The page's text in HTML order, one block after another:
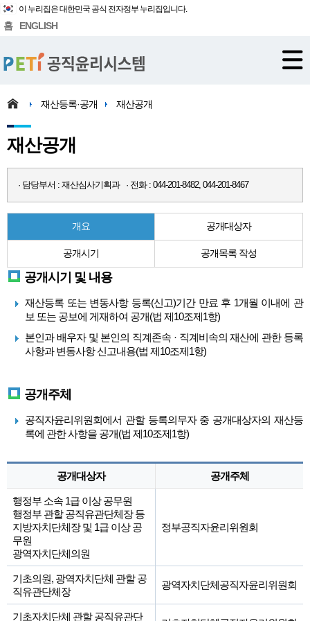
이 누리집은 대한민국 공식 전자정부 누리집입니다.
홈 ENGLISH
재산등록·공개 재산공개
재산공개
· 담당부서 : 재산심사기획과 · 전화 : 044-201-8482, 044-201-8467
개요 공개대상자
공개시기 공개목록 작성
공개시기 및 내용
재산등록 또는 변동사항 등록(신고)기간 만료 후 1개월 이내에 관
보 또는 공보에 게재하여 공개(법 제10조제1항)
본인과 배우자 및 본인의 직계존속 · 직계비속의 재산에 관한 등록
사항과 변동사항 신고내용(법 제10조제1항)
공개주체
공직자윤리위원회에서 관할 등록의무자 중 공개대상자의 재산등
록에 관한 사항을 공개(법 제10조제1항)
공개대상자 공개주체
행정부 소속 1급 이상 공무원
행정부 관할 공직유관단체장 등
지방자치단체장 및 1급 이상 공
무원
광역자치단체의원
정부공직자윤리위원회
기초의원, 광역자치단체 관할 공
직유관단체장
광역자치단체공직자윤리위원회
기초자치단체 관할 공직유관단